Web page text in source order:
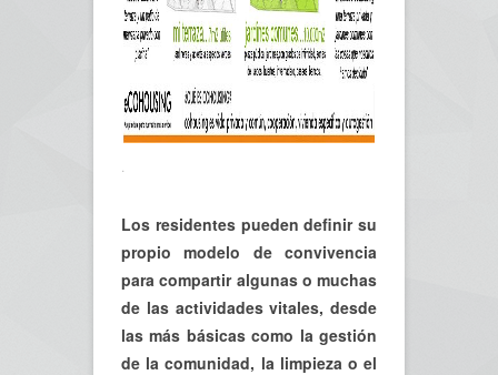
Los residentes pueden definir su
propio modelo de convivencia
para compartir algunas o muchas
de las actividades vitales, desde
las más básicas como la gestión
de la comunidad, la limpieza o el